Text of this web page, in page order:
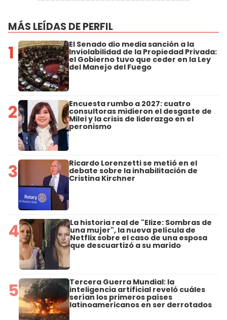
MÁS LEÍDAS DE PERFIL
1 El Senado dio media sanción a la
Inviolabilidad de la Propiedad Privada:
el Gobierno tuvo que ceder en la Ley
del Manejo del Fuego
2 Encuesta rumbo a 2027: cuatro
consultoras midieron el desgaste de
Milei y la crisis de liderazgo en el
peronismo
3 Ricardo Lorenzetti se metió en el
debate sobre la inhabilitación de
Cristina Kirchner
4 La historia real de "Elize: Sombras de
una mujer", la nueva película de
Netflix sobre el caso de una esposa
que descuartizó a su marido
5 Tercera Guerra Mundial: la
inteligencia artificial reveló cuáles
serían los primeros países
latinoamericanos en ser derrotados